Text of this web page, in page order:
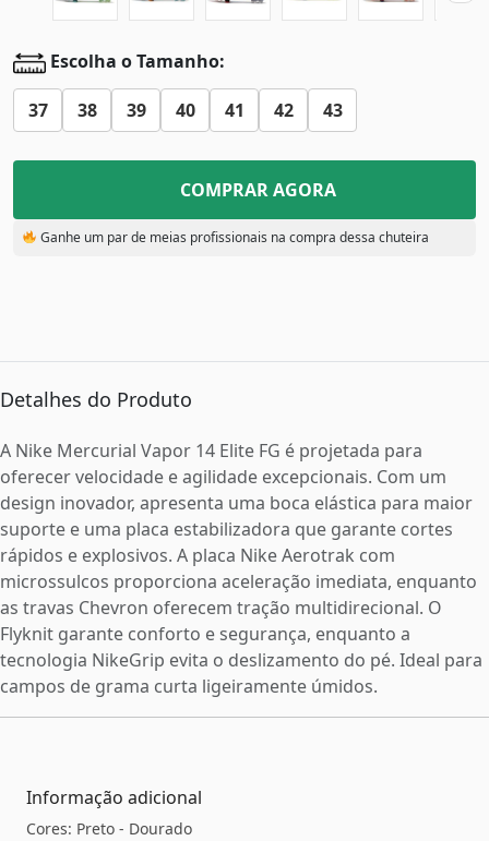
Escolha o Tamanho:
37 38 39 40 41 42 43
COMPRAR AGORA
Ganhe um par de meias profissionais na compra dessa chuteira
Detalhes do Produto
A Nike Mercurial Vapor 14 Elite FG é projetada para
oferecer velocidade e agilidade excepcionais. Com um
design inovador, apresenta uma boca elástica para maior
suporte e uma placa estabilizadora que garante cortes
rápidos e explosivos. A placa Nike Aerotrak com
microssulcos proporciona aceleração imediata, enquanto
as travas Chevron oferecem tração multidirecional. O
Flyknit garante conforto e segurança, enquanto a
tecnologia NikeGrip evita o deslizamento do pé. Ideal para
campos de grama curta ligeiramente úmidos.
Informação adicional
Cores: Preto - Dourado